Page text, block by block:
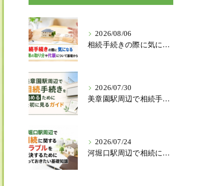
2026/08/06
相続手続きの際に気になる兄弟の取り分や代襲について基礎から解説
2026/07/30
美章園駅周辺で相続手続きを始めるために最初に見るガイド
2026/07/24
河堀口駅周辺で相続に関するトラブルを解決するために知っておきたい基礎知識